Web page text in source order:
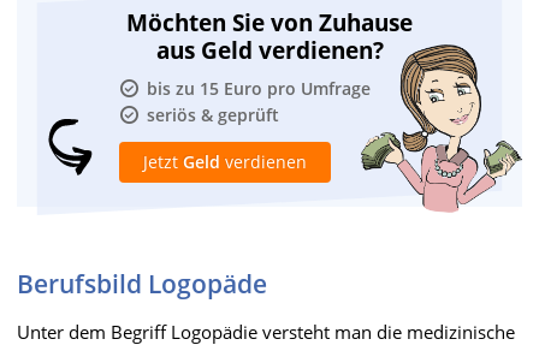
Möchten Sie von Zuhause
aus Geld verdienen?
bis zu 15 Euro pro Umfrage
seriös & geprüft
Jetzt Geld verdienen
Berufsbild Logopäde
Unter dem Begriff Logopädie versteht man die medizinische